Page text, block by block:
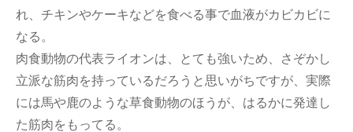
れ、チキンやケーキなどを食べる事で血液がカビカビに
なる。
肉食動物の代表ライオンは、とても強いため、さぞかし
立派な筋肉を持っているだろうと思いがちですが、実際
には馬や鹿のような草食動物のほうが、はるかに発達し
た筋肉をもってる。